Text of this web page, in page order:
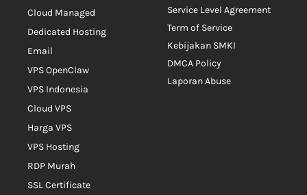
Cloud Managed
Dedicated Hosting
Email
VPS OpenClaw
VPS Indonesia
Cloud VPS
Harga VPS
VPS Hosting
RDP Murah
SSL Certificate
Service Level Agreement
Term of Service
Kebijakan SMKI
DMCA Policy
Laporan Abuse